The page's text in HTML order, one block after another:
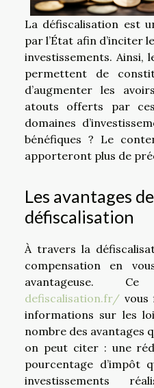
La défiscalisation est
par l’État afin d’inciter
investissements. Ainsi,
permettent de
d’augmenter les
atouts offerts par
domaines
bénéfiques ? Le
apporteront plus de
Les avantages
défiscalisation
À travers la
compensation en
avantageuse.
defiscalisation.fr/ vous
informations sur les
nombre des avantages
on peut citer : une
pourcentage d’impôt
investissements